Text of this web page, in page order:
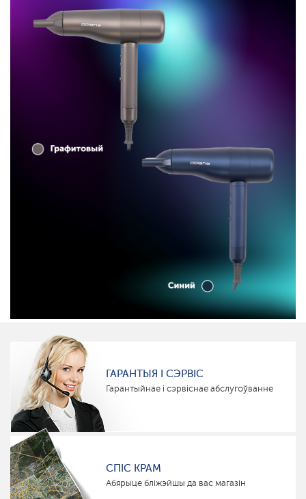
ГАРАНТЫЯ І СЭРВІС
Гарантыйнае і сэрвіснае абслугоўванне
СПІС КРАМ
Абярыце бліжэйшы да вас магазін